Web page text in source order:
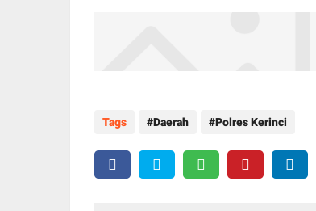
Tags Daerah Polres Kerinci